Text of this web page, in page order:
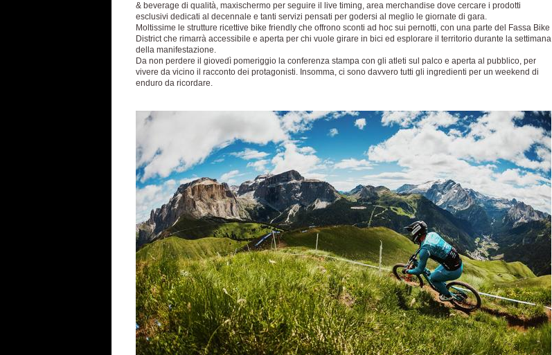
& beverage di qualità, maxischermo per seguire il live timing, area merchandise dove cercare i prodotti
esclusivi dedicati al decennale e tanti servizi pensati per godersi al meglio le giornate di gara.
Moltissime le strutture ricettive bike friendly che offrono sconti ad hoc sui pernotti, con una parte del Fassa Bike
District che rimarrà accessibile e aperta per chi vuole girare in bici ed esplorare il territorio durante la settimana
della manifestazione.
Da non perdere il giovedì pomeriggio la conferenza stampa con gli atleti sul palco e aperta al pubblico, per
vivere da vicino il racconto dei protagonisti. Insomma, ci sono davvero tutti gli ingredienti per un weekend di
enduro da ricordare.